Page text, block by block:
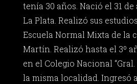
tenía 30 años. Nació el 31 de
La Plata. Realizó sus
Escuela Normal Mixta de la
Martín. Realizó hasta el 3º
en el Colegio Nacional “Gral.
la misma localidad. Ingresó